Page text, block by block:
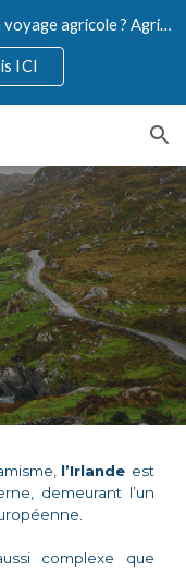
Skip to navigation
Vous souhaitez explorer le monde dans un voyage agricole ? Agrimonde accompagne les professionnels de l'agriculture.
ICI
l’Irlande est
demeurant l’un
complexe que